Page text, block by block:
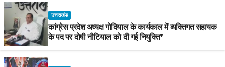
उत्तराखंड
कांग्रेस प्रदेश अध्यक्ष गोदियाल के कार्यकाल में व्यक्तिगत सहायक
के पद पर दोषी नौटियाल को दी गई नियुक्ति*